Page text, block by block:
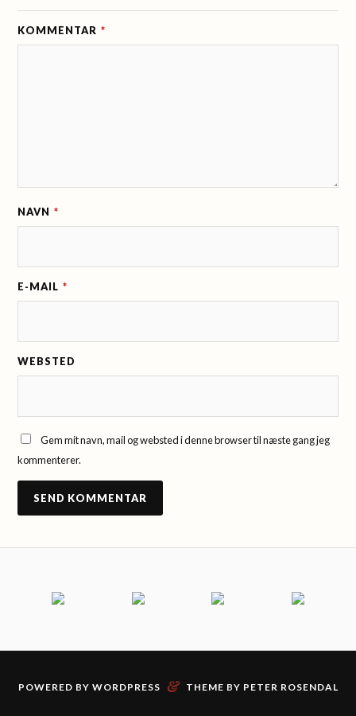
KOMMENTAR *
NAVN *
E-MAIL *
WEBSTED
Gem mit navn, mail og websted i denne browser til næste gang jeg
kommenterer.
POWERED BY WORDPRESS & THEME BY PETER ROSENDAL